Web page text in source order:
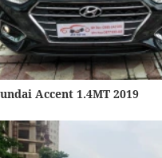
Accent 1.4MT 2019